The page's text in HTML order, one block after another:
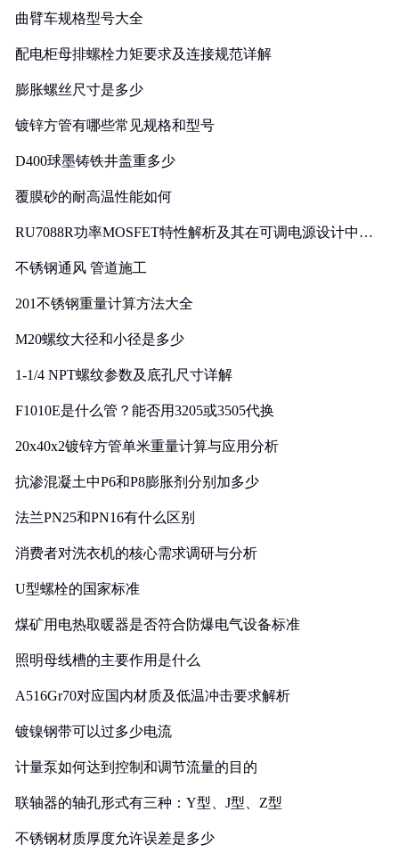
曲臂车规格型号大全
配电柜母排螺栓力矩要求及连接规范详解
膨胀螺丝尺寸是多少
镀锌方管有哪些常见规格和型号
D400球墨铸铁井盖重多少
覆膜砂的耐高温性能如何
RU7088R功率MOSFET特性解析及其在可调电源设计中的
不锈钢通风 管道施工
201不锈钢重量计算方法大全
M20螺纹大径和小径是多少
1-1/4 NPT螺纹参数及底孔尺寸详解
F1010E是什么管？能否用3205或3505代换
20x40x2镀锌方管单米重量计算与应用分析
抗渗混凝土中P6和P8膨胀剂分别加多少
法兰PN25和PN16有什么区别
消费者对洗衣机的核心需求调研与分析
U型螺栓的国家标准
煤矿用电热取暖器是否符合防爆电气设备标准
照明母线槽的主要作用是什么
A516Gr70对应国内材质及低温冲击要求解析
镀镍钢带可以过多少电流
计量泵如何达到控制和调节流量的目的
联轴器的轴孔形式有三种：Y型、J型、Z型
不锈钢材质厚度允许误差是多少